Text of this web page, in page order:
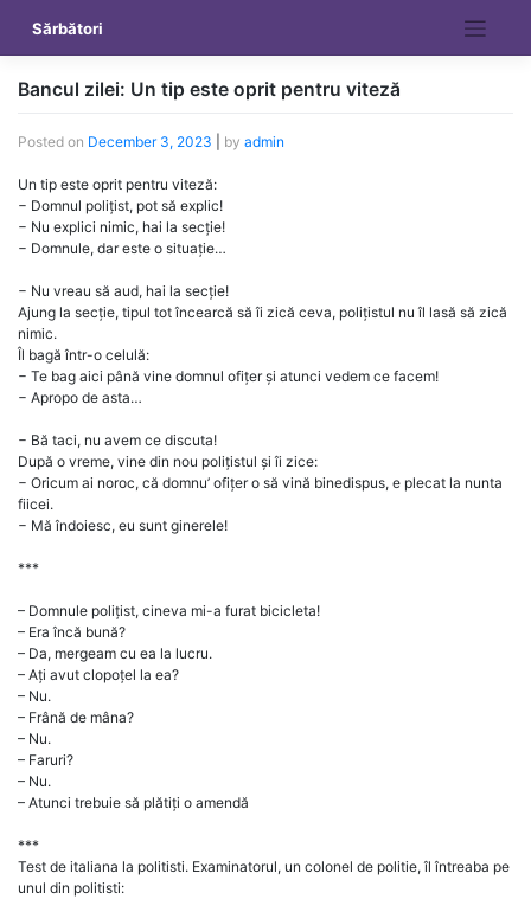
content
Sărbători
Bancul zilei: Un tip este oprit pentru viteză
Posted on December 3, 2023 by admin
Un tip este oprit pentru viteză:
− Domnul polițist, pot să explic!
− Nu explici nimic, hai la secție!
− Domnule, dar este o situație…
− Nu vreau să aud, hai la secție!
Ajung la secție, tipul tot încearcă să îi zică ceva, polițistul nu îl lasă să zică
nimic.
Îl bagă într-o celulă:
− Te bag aici până vine domnul ofițer și atunci vedem ce facem!
− Apropo de asta…
− Bă taci, nu avem ce discuta!
După o vreme, vine din nou polițistul și îi zice:
− Oricum ai noroc, că domnu’ ofițer o să vină binedispus, e plecat la nunta
fiicei.
− Mă îndoiesc, eu sunt ginerele!
***
– Domnule polițist, cineva mi-a furat bicicleta!
– Era încă bună?
– Da, mergeam cu ea la lucru.
– Ați avut clopoțel la ea?
– Nu.
– Frână de mâna?
– Nu.
– Faruri?
– Nu.
– Atunci trebuie să plătiți o amendă
***
Test de italiana la politisti. Examinatorul, un colonel de politie, îl întreaba pe
unul din politisti: